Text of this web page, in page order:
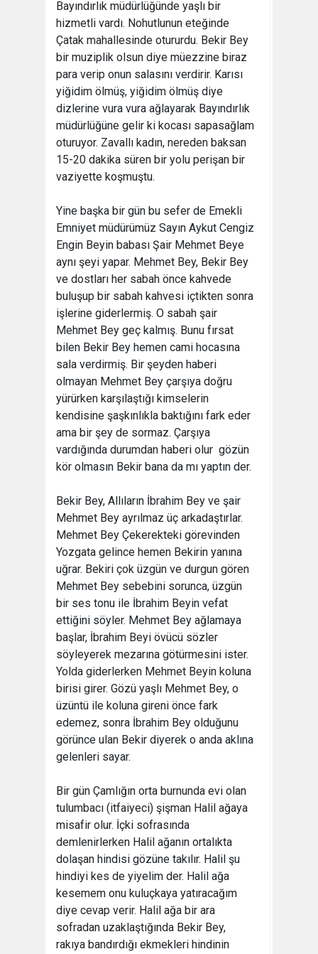
Bayındırlık müdürlüğünde yaşlı bir
hizmetli vardı. Nohutlunun eteğinde
Çatak mahallesinde otururdu. Bekir Bey
bir muziplik olsun diye müezzine biraz
para verip onun salasını verdirir. Karısı
yiğidim ölmüş, yiğidim ölmüş diye
dizlerine vura vura ağlayarak Bayındırlık
müdürlüğüne gelir ki kocası sapasağlam
oturuyor. Zavallı kadın, nereden baksan
15-20 dakika süren bir yolu perişan bir
vaziyette koşmuştu.
Yine başka bir gün bu sefer de Emekli
Emniyet müdürümüz Sayın Aykut Cengiz
Engin Beyin babası Şair Mehmet Beye
aynı şeyi yapar. Mehmet Bey, Bekir Bey
ve dostları her sabah önce kahvede
buluşup bir sabah kahvesi içtikten sonra
işlerine giderlermiş. O sabah şair
Mehmet Bey geç kalmış. Bunu fırsat
bilen Bekir Bey hemen cami hocasına
sala verdirmiş. Bir şeyden haberi
olmayan Mehmet Bey çarşıya doğru
yürürken karşılaştığı kimselerin
kendisine şaşkınlıkla baktığını fark eder
ama bir şey de sormaz. Çarşıya
vardığında durumdan haberi olur  gözün
kör olmasın Bekir bana da mı yaptın der.
Bekir Bey, Allıların İbrahim Bey ve şair
Mehmet Bey ayrılmaz üç arkadaştırlar.
Mehmet Bey Çekerekteki görevinden
Yozgata gelince hemen Bekirin yanına
uğrar. Bekiri çok üzgün ve durgun gören
Mehmet Bey sebebini sorunca, üzgün
bir ses tonu ile İbrahim Beyin vefat
ettiğini söyler. Mehmet Bey ağlamaya
başlar, İbrahim Beyi övücü sözler
söyleyerek mezarına götürmesini ister.
Yolda giderlerken Mehmet Beyin koluna
birisi girer. Gözü yaşlı Mehmet Bey, o
üzüntü ile koluna gireni önce fark
edemez, sonra İbrahim Bey olduğunu
görünce ulan Bekir diyerek o anda aklına
gelenleri sayar.
Bir gün Çamlığın orta burnunda evi olan
tulumbacı (itfaiyeci) şişman Halil ağaya
misafir olur. İçki sofrasında
demlenirlerken Halil ağanın ortalıkta
dolaşan hindisi gözüne takılır. Halil şu
hindiyi kes de yiyelim der. Halil ağa
kesemem onu kuluçkaya yatıracağım
diye cevap verir. Halil ağa bir ara
sofradan uzaklaştığında Bekir Bey,
rakıya bandırdığı ekmekleri hindinin